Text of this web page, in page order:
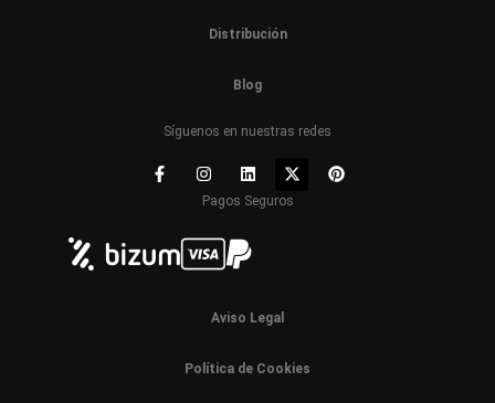
Distribución
Blog
Síguenos en nuestras redes
Pagos Seguros
Aviso Legal
Política de Cookies